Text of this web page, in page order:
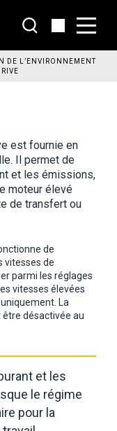
DE L’ENVIRONNEMENT
est fournie en
Il permet de
et les émissions,
moteur élevé
de transfert ou
de
vitesses de
parmi les réglages
vitesses élevées
La
désactivée au
et les
le régime
pour la